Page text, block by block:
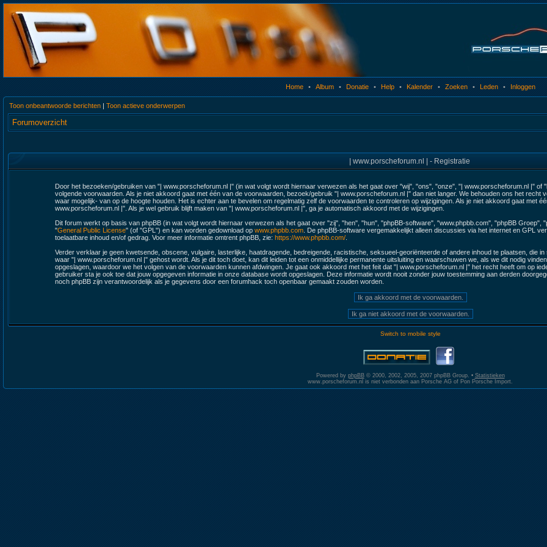
Home • Album • Donatie • Help • Kalender • Zoeken • Leden • Inloggen
Toon onbeantwoorde berichten | Toon actieve onderwerpen
Forumoverzicht
| www.porscheforum.nl | - Registratie
Door het bezoeken/gebruiken van "| www.porscheforum.nl |" (in wat volgt wordt hiernaar verwezen als het gaat over "wij", "ons", "onze", "| www.porscheforum.nl |"
volgende voorwaarden. Als je niet akkoord gaat met één van de voorwaarden, bezoek/gebruik "| www.porscheforum.nl |" dan niet langer. We behouden ons het recht
waar mogelijk- van op de hoogte houden. Het is echter aan te bevelen om regelmatig zelf de voorwaarden te controleren op wijzigingen. Als je niet akkoord gaat met
www.porscheforum.nl |". Als je wel gebruik blijft maken van "| www.porscheforum.nl |", ga je automatisch akkoord met de wijzigingen.
Dit forum werkt op basis van phpBB (in wat volgt wordt hiernaar verwezen als het gaat over "zij", "hen", "hun", "phpBB-software", "www.phpbb.com", "phpBB Groep",
"General Public License" (of "GPL") en kan worden gedownload op www.phpbb.com. De phpBB-software vergemakkelijkt alleen discussies via het internet en GPL
toelaatbare inhoud en/of gedrag. Voor meer informatie omtrent phpBB, zie: https://www.phpbb.com/.
Verder verklaar je geen kwetsende, obscene, vulgaire, lasterlijke, haatdragende, bedreigende, racistische, seksueel-georiënteerde of andere inhoud te plaatsen, die
waar "| www.porscheforum.nl |" gehost wordt. Als je dit toch doet, kan dit leiden tot een onmiddellijke permanente uitsluiting en waarschuwen we, als we dit nodig
opgeslagen, waardoor we het volgen van de voorwaarden kunnen afdwingen. Je gaat ook akkoord met het feit dat "| www.porscheforum.nl |" het recht heeft om op
gebruiker sta je ook toe dat jouw opgegeven informatie in onze database wordt opgeslagen. Deze informatie wordt nooit zonder jouw toestemming aan derden
noch phpBB zijn verantwoordelijk als je gegevens door een forumhack toch openbaar gemaakt zouden worden.
Switch to mobile style
Powered by phpBB© 2000, 2002, 2005, 2007 phpBB Group. • Statistieken
www.porscheforum.nl is niet verbonden aan Porsche AG of Pon Porsche Import.